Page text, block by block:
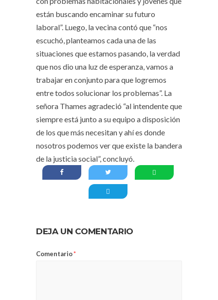
están buscando encaminar su futuro
laboral”. Luego, la vecina contó que “nos
escuchó, planteamos cada una de las
situaciones que estamos pasando, la verdad
que nos dio una luz de esperanza, vamos a
trabajar en conjunto para que logremos
entre todos solucionar los problemas”. La
señora Thames agradeció “al intendente que
siempre está junto a su equipo a disposición
de los que más necesitan y ahí es donde
nosotros podemos ver que existe la bandera
de la justicia social”, concluyó.
DEJA UN COMENTARIO
Comentario*